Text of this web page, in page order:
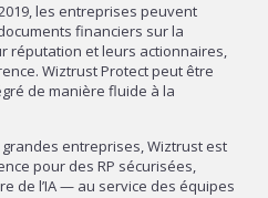
les entreprises peuvent
financiers sur la
réputation et leurs actionnaires,
Wiztrust Protect peut être
de manière fluide à la
entreprises, Wiztrust est
pour des RP sécurisées,
de l’IA — au service des équipes